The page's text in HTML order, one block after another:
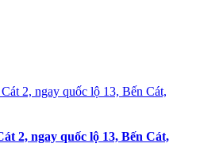
2, ngay quốc lộ 13, Bến Cát,